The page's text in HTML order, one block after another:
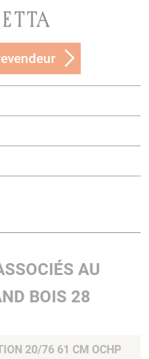
AU
BOIS 28
20/76 61 CM OCHP